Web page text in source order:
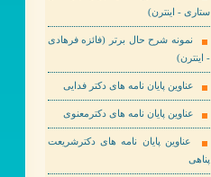
ستاری - اینترن)
نمونه شرح حال برتر (فائزه فرهادی
- اینترن)
عناوین پایان نامه های دکتر فدایی
عناوین پایان نامه های دکترمعنوی
عناوین پایان نامه های دکترشریعت
پناهی